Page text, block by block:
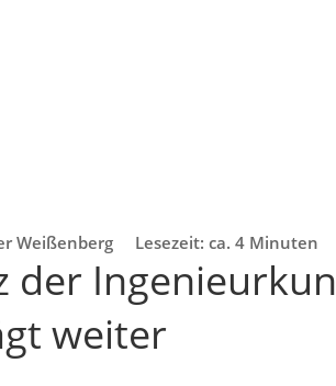
Weißenberg Lesezeit: ca. 4 Minuten
der
weiter